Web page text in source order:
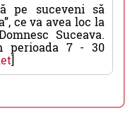
pe suceveni să
ce va avea loc la
Suceava.
perioada 7 - 30
]